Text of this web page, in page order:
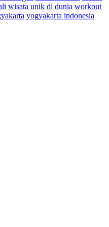
wisata unik di dunia workout
yogyakarta indonesia